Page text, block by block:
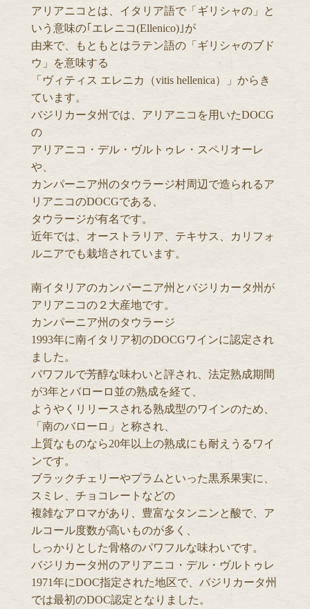
アリアニコとは、イタリア語で「ギリシャの」と
いう意味の｢エレニコ(Ellenico)｣が
由来で、もともとはラテン語の「ギリシャのブド
ウ」を意味する
「ヴィティス エレニカ（vitis hellenica）」からき
ています。
バジリカータ州では、アリアニコを用いたDOCG
の
アリアニコ・デル・ヴルトゥレ・スペリオーレ
や、
カンパーニア州のタウラージ村周辺で造られるア
リアニコのDOCGである、
タウラージが有名です。
近年では、オーストラリア、テキサス、カリフォ
ルニアでも栽培されています。
南イタリアのカンパーニア州とバジリカータ州が
アリアニコの２大産地です。
カンパーニア州のタウラージ
1993年に南イタリア初のDOCGワインに認定され
ました。
パワフルで芳醇な味わいと評され、法定熟成期間
が3年とバローロ並の熟成を経て、
ようやくリリースされる熟成型のワインのため、
「南のバローロ」と称され、
上質なものなら20年以上の熟成にも耐えうるワイ
ンです。
ブラックチェリーやプラムといった黒系果実に、
スミレ、チョコレートなどの
複雑なアロマがあり、豊富なタンニンと酸で、ア
ルコール度数が高いものが多く、
しっかりとした骨格のパワフルな味わいです。
バジリカータ州のアリアニコ・デル・ヴルトゥレ
1971年にDOC指定された地区で、バジリカータ州
では最初のDOC認定となりました。